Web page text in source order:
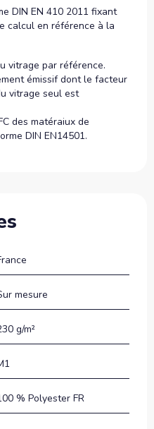
DIN EN 410 2011 fixant
calcul en référence à la
vitrage par référence.
émissif dont le facteur
vitrage seul est
des matéraiux de
DIN EN14501.
mesure
g/m²
% Polyester FR